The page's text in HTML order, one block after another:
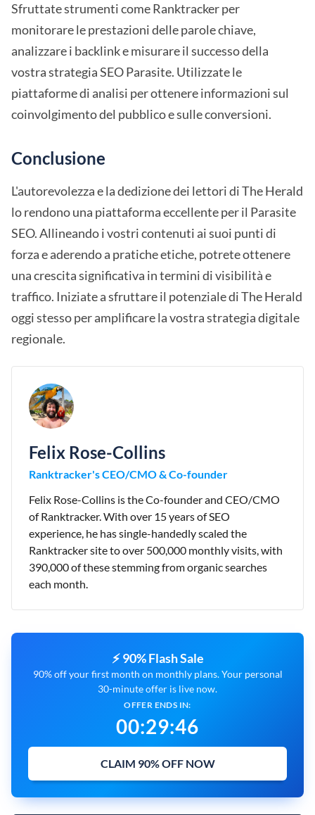
Sfruttate strumenti come Ranktracker per
monitorare le prestazioni delle parole chiave,
analizzare i backlink e misurare il successo della
vostra strategia SEO Parasite. Utilizzate le
piattaforme di analisi per ottenere informazioni sul
coinvolgimento del pubblico e sulle conversioni.
Conclusione
L'autorevolezza e la dedizione dei lettori di The Herald
lo rendono una piattaforma eccellente per il Parasite
SEO. Allineando i vostri contenuti ai suoi punti di
forza e aderendo a pratiche etiche, potrete ottenere
una crescita significativa in termini di visibilità e
traffico. Iniziate a sfruttare il potenziale di The Herald
oggi stesso per amplificare la vostra strategia digitale
regionale.
Felix Rose-Collins
Ranktracker's CEO/CMO & Co-founder
Felix Rose-Collins is the Co-founder and CEO/CMO
of Ranktracker. With over 15 years of SEO
experience, he has single-handedly scaled the
Ranktracker site to over 500,000 monthly visits, with
390,000 of these stemming from organic searches
each month.
⚡ 90% Flash Sale
90% off your first month on monthly plans. Your personal
30-minute offer is live now.
OFFER ENDS IN:
00:29:45
CLAIM 90% OFF NOW